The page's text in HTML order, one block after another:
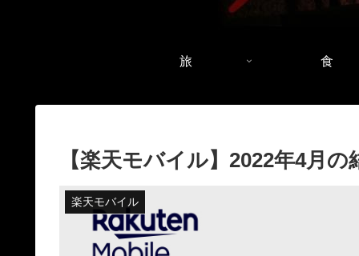
旅 食
【楽天モバイル】2022年4月の
楽天モバイル